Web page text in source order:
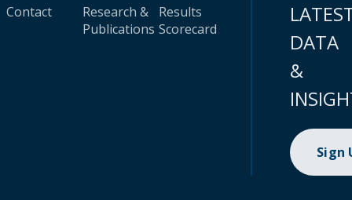
Contact
Research &
Publications
Results
Scorecard
DATA
&
Sign